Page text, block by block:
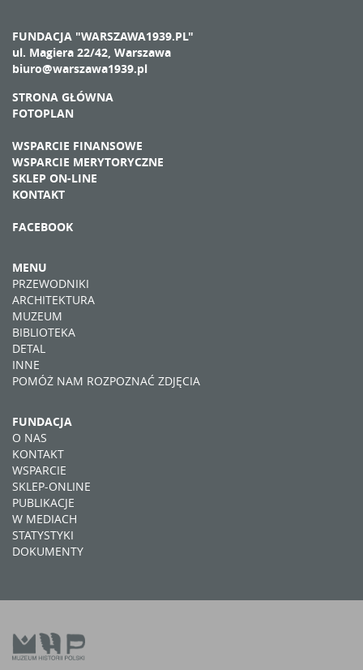
FUNDACJA "WARSZAWA1939.PL"
ul. Magiera 22/42, Warszawa
biuro@warszawa1939.pl
STRONA GŁÓWNA
FOTOPLAN
WSPARCIE FINANSOWE
WSPARCIE MERYTORYCZNE
SKLEP ON-LINE
KONTAKT
FACEBOOK
MENU
PRZEWODNIKI
ARCHITEKTURA
MUZEUM
BIBLIOTEKA
DETAL
INNE
POMÓŻ NAM ROZPOZNAĆ ZDJĘCIA
FUNDACJA
O NAS
KONTAKT
WSPARCIE
SKLEP-ONLINE
PUBLIKACJE
W MEDIACH
STATYSTYKI
DOKUMENTY